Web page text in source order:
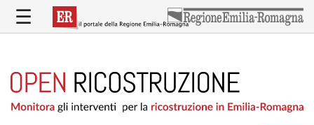
contenuto
RICOSTRUZIONE
PUBBLICA
☰